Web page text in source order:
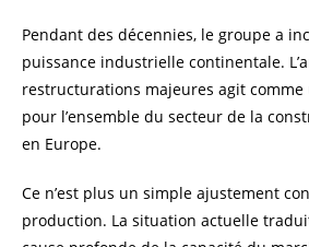
Pendant des décennies, le groupe a
puissance industrielle continentale.
restructurations majeures agit comme
pour l’ensemble du secteur de la
en Europe.
Ce n’est plus un simple ajustement
production. La situation actuelle